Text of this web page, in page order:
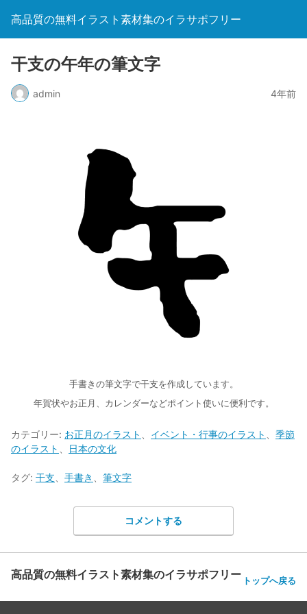
高品質の無料イラスト素材集のイラサポフリー
干支の午年の筆文字
admin 4年前
手書きの筆文字で干支を作成しています。
年賀状やお正月、カレンダーなどポイント使いに便利です。
カテゴリー: お正月のイラスト イベント・行事のイラスト
季節
のイラスト
日本の文化
タグ: 干支 手書き 筆文字
コメントする
高品質の無料イラスト素材集のイラサポフリー トップへ戻る